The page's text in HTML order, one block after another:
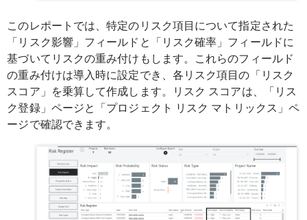
このレポートでは、特定のリスク項目について指定された
「リスク影響」フィールドと「リスク確率」フィールドに
基づいてリスクの重み付けもします。これらのフィールド
の重み付けは導入時に設定でき、各リスク項目の「リスク
スコア」を乗算して作成します。リスク スコアは、「リス
ク登録」ページと「プロジェクト リスク マトリックス」ペ
ージで確認できます。